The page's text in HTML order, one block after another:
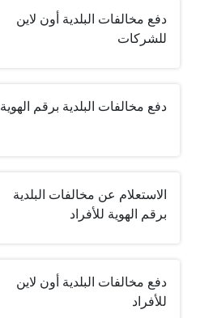
دفع مخالفات البلدية أون لاين
للشركات
دفع مخالفات البلدية برقم الهوية
الاستعلام عن مخالفات البلدية
برقم الهوية للأفراد
دفع مخالفات البلدية أون لاين
للأفراد